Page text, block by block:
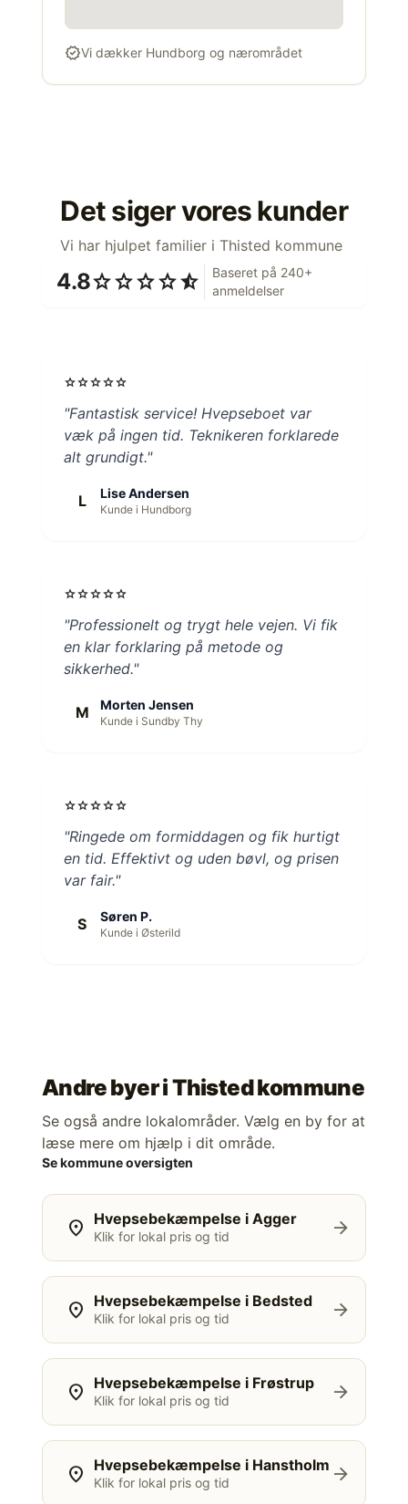
verifiedVi dækker Hundborg og nærområdet
Det siger vores kunder
Vi har hjulpet familier i Thisted kommune
4.8starstarstarstarstar_half
Baseret på 240+
anmeldelser
starstarstarstarstar
"Fantastisk service! Hvepseboet var
væk på ingen tid. Teknikeren forklarede
alt grundigt."
L Lise Andersen
Kunde i Hundborg
starstarstarstarstar
"Professionelt og trygt hele vejen. Vi fik
en klar forklaring på metode og
sikkerhed."
M Morten Jensen
Kunde i Sundby Thy
starstarstarstarstar
"Ringede om formiddagen og fik hurtigt
en tid. Effektivt og uden bøvl, og prisen
var fair."
S Søren P.
Kunde i Østerild
Andre byer iThisted kommune
Se også andre lokalområder. Vælg en by for at
læse mere om hjælp i dit område.
Se kommune oversigten
location_on Hvepsebekæmpelse i Agger
Klik for lokal pris og tid arrow_forward
location_on Hvepsebekæmpelse i Bedsted
Klik for lokal pris og tid arrow_forward
location_on Hvepsebekæmpelse i Frøstrup
Klik for lokal pris og tid arrow_forward
location_on Hvepsebekæmpelse i Hanstholm
Klik for lokal pris og tid arrow_forward